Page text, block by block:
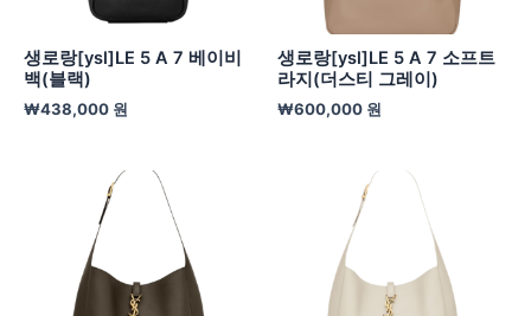
생로랑[ysl]LE 5 A 7 베이비
백(블랙)
₩438,000 원
생로랑[ysl]LE 5 A 7 소프트
라지(더스티 그레이)
₩600,000 원